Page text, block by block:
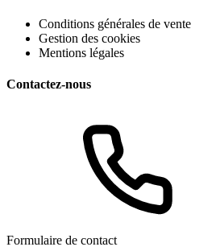
Conditions générales de vente
Gestion des cookies
Mentions légales
Contactez-nous
Formulaire de contact